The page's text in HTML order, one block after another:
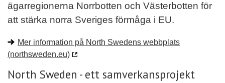
ägarregionerna Norrbotten och Västerbotten för
att stärka norra Sveriges förmåga i EU.
Mer information på North Swedens webbplats
(northsweden.eu)
North Sweden - ett samverkansprojekt